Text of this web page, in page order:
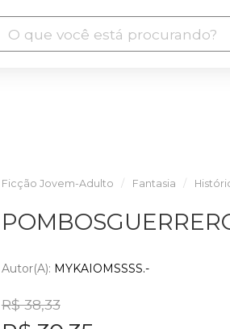
Ficção Jovem-Adulto Fantasia
Autor(a): MYKAIOMSSSS.-
R$ 38,33